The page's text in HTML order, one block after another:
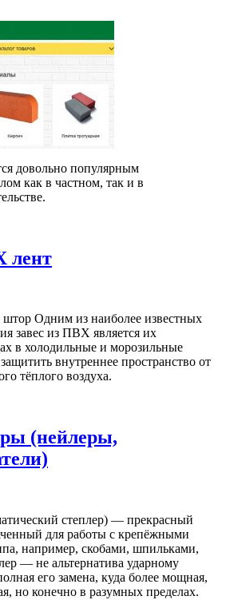
довольно популярным
как в частном, так и в
лент
Одним из наиболее известных
завес из ПВХ является их
в холодильные и морозильные
внутреннее пространство от
тёплого воздуха.
(нейлеры,
степлер) — прекрасный
для работы с крепёжными
например, скобами, шпильками,
— не альтернатива ударному
его замена, куда более мощная,
но конечно в разумных пределах.